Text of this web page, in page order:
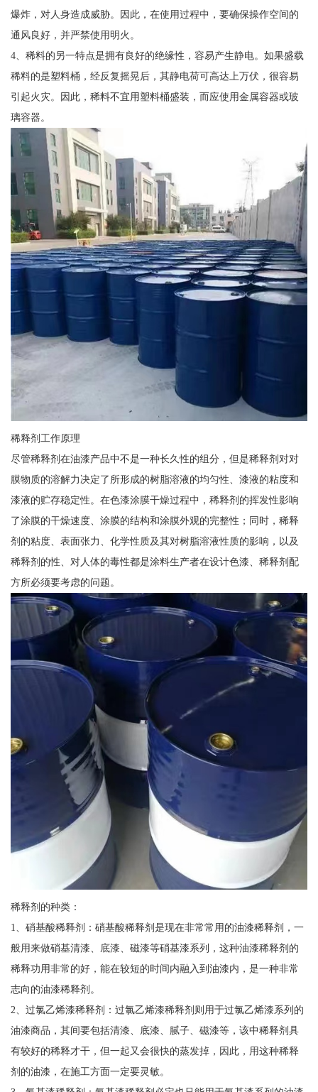
爆炸，对人身造成威胁。因此，在使用过程中，要确保操作空间的
通风良好，并严禁使用明火。
4、稀料的另一特点是拥有良好的绝缘性，容易产生静电。如果盛载
稀料的是塑料桶，经反复摇晃后，其静电荷可高达上万伏，很容易
引起火灾。因此，稀料不宜用塑料桶盛装，而应使用金属容器或玻
璃容器。
稀释剂工作原理
尽管稀释剂在油漆产品中不是一种长久性的组分，但是稀释剂对对
膜物质的溶解力决定了所形成的树脂溶液的均匀性、漆液的粘度和
漆液的贮存稳定性。在色漆涂膜干燥过程中，稀释剂的挥发性影响
了涂膜的干燥速度、涂膜的结构和涂膜外观的完整性；同时，稀释
剂的粘度、表面张力、化学性质及其对树脂溶液性质的影响，以及
稀释剂的性、对人体的毒性都是涂料生产者在设计色漆、稀释剂配
方所必须要考虑的问题。
稀释剂的种类：
1、硝基酸稀释剂：硝基酸稀释剂是现在非常常用的油漆稀释剂，一
般用来做硝基清漆、底漆、磁漆等硝基漆系列，这种油漆稀释剂的
稀释功用非常的好，能在较短的时间内融入到油漆内，是一种非常
志向的油漆稀释剂。
2、过氯乙烯漆稀释剂：过氯乙烯漆稀释剂则用于过氯乙烯漆系列的
油漆商品，其间要包括清漆、底漆、腻子、磁漆等，该中稀释剂具
有较好的稀释才干，但一起又会很快的蒸发掉，因此，用这种稀释
剂的油漆，在施工方面一定要灵敏。